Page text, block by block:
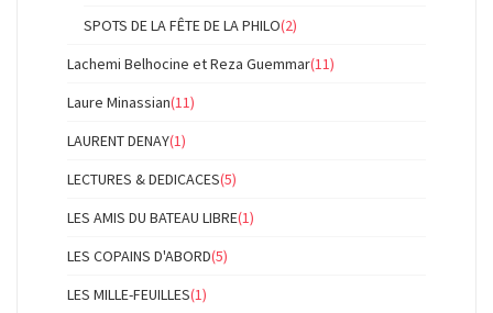
SPOTS DE LA FÊTE DE LA PHILO(2)
Lachemi Belhocine et Reza Guemmar(11)
Laure Minassian(11)
LAURENT DENAY(1)
LECTURES & DEDICACES(5)
LES AMIS DU BATEAU LIBRE(1)
LES COPAINS D'ABORD(5)
LES MILLE-FEUILLES(1)